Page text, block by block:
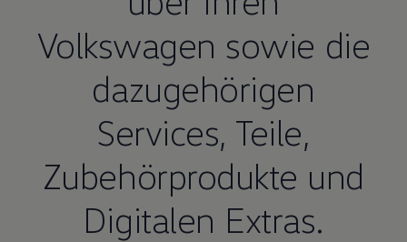
Volkswagen sowie die
dazugehörigen
Services, Teile,
Zubehörprodukte und
Digitalen Extras.